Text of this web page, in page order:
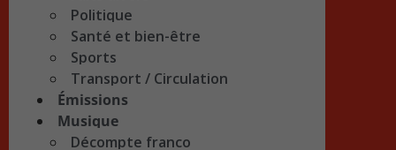
Politique
Santé et bien-être
Sports
Transport / Circulation
Émissions
Musique
Décompte franco